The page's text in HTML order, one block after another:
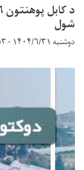
شول
دوشنبه ۱۴۰۴/۶/۳۱ - ۸:۵۳